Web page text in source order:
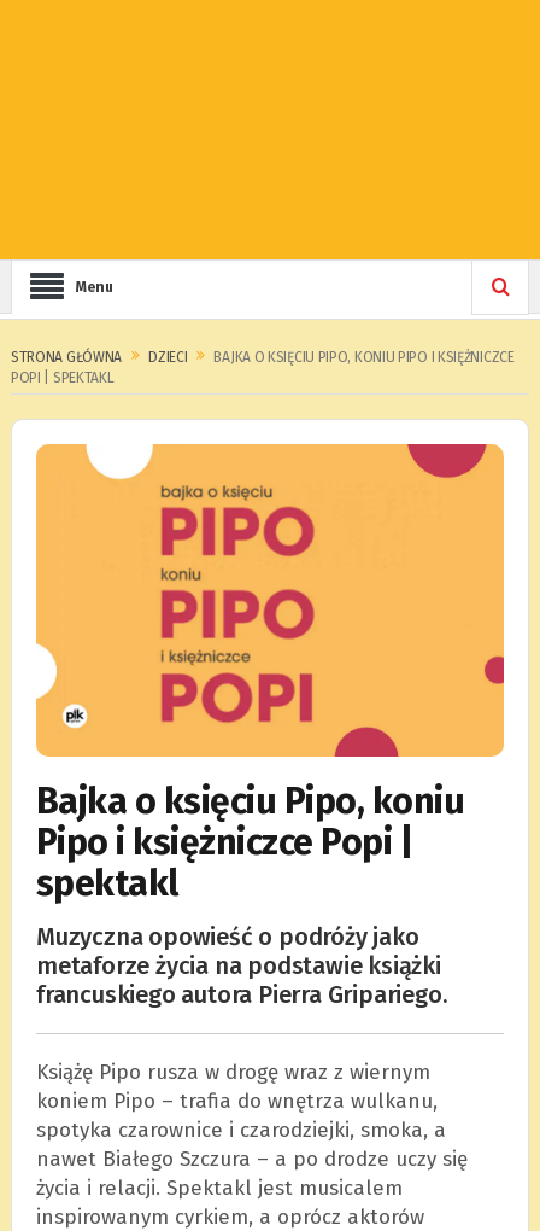
Menu
STRONA GŁÓWNA DZIECI
BAJKA O KSIĘCIU PIPO, KONIU PIPO I KSIĘŻNICZCE
POPI | SPEKTAKL
Bajka o księciu Pipo, koniu
Pipo i księżniczce Popi |
spektakl
Muzyczna opowieść o podróży jako
metaforze życia na podstawie książki
francuskiego autora Pierra Gripariego.
Książę Pipo rusza w drogę wraz z wiernym
koniem Pipo – trafia do wnętrza wulkanu,
spotyka czarownice i czarodziejki, smoka, a
nawet Białego Szczura – a po drodze uczy się
życia i relacji. Spektakl jest musicalem
inspirowanym cyrkiem, a oprócz aktorów